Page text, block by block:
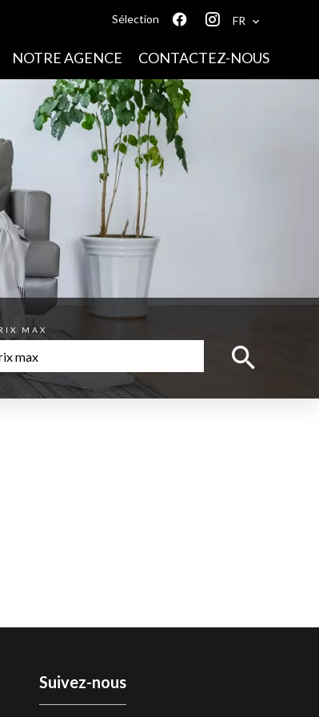
Sélection FR
NOTRE AGENCE CONTACTEZ-NOUS
MAX
Suivez-nous